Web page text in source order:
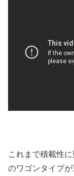
これまで積載性
のワゴンタイプ